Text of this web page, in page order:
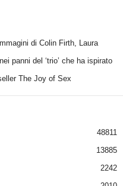
di Colin Firth, Laura
panni del ‘trio’ che ha ispirato
The Joy of Sex
48811
13885
2242